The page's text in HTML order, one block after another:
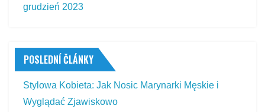
grudzień 2023
POSLEDNÍ ČLÁNKY
Stylowa Kobieta: Jak Nosic Marynarki Męskie i
Wyglądać Zjawiskowo